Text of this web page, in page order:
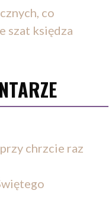
co
szat księdza
chrzcie raz